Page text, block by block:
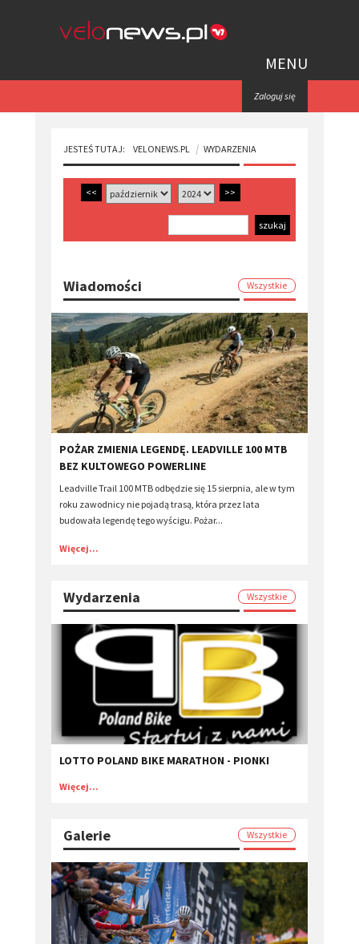
MENU
Zaloguj się
JESTEŚ TUTAJ: VELONEWS.PL WYDARZENIA
<< >>
Wiadomości Wszystkie
POŻAR ZMIENIA LEGENDĘ. LEADVILLE 100 MTB
BEZ KULTOWEGO POWERLINE
Leadville Trail 100 MTB odbędzie się 15 sierpnia, ale w tym
roku zawodnicy nie pojadą trasą, która przez lata
budowała legendę tego wyścigu. Pożar...
Więcej...
Wydarzenia Wszystkie
LOTTO POLAND BIKE MARATHON - PIONKI
Więcej...
Galerie Wszystkie